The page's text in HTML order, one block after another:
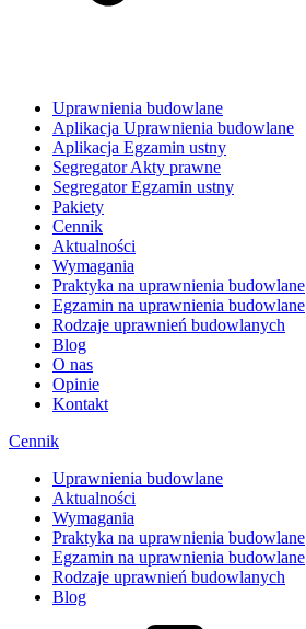
Uprawnienia budowlane
Aplikacja Uprawnienia budowlane
Aplikacja Egzamin ustny
Segregator Akty prawne
Segregator Egzamin ustny
Pakiety
Cennik
Aktualności
Wymagania
Praktyka na uprawnienia budowlane
Egzamin na uprawnienia budowlane
Rodzaje uprawnień budowlanych
Blog
O nas
Opinie
Kontakt
Cennik
Uprawnienia budowlane
Aktualności
Wymagania
Praktyka na uprawnienia budowlane
Egzamin na uprawnienia budowlane
Rodzaje uprawnień budowlanych
Blog